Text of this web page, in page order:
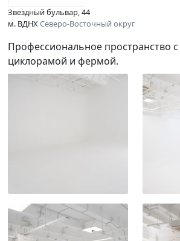
Звездный бульвар, 44
м. ВДНХСеверо-Восточный округ
Профессиональное пространство
циклорамой и фермой.